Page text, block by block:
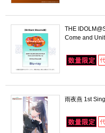
THE
Come and
雨夜燕 1st